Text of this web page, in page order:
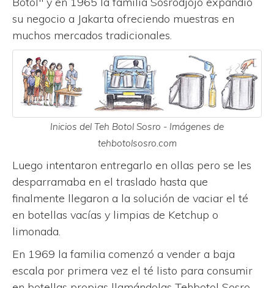
su negocio a Jakarta ofreciendo muestras en
muchos mercados tradicionales.
Inicios del Teh Botol Sosro - Imágenes de
tehbotolsosro.com
Luego intentaron entregarlo en ollas pero se les
desparramaba en el traslado hasta que
finalmente llegaron a la solución de vaciar el té
en botellas vacías y limpias de Ketchup o
limonada.
En 1969 la familia comenzó a vender a baja
escala por primera vez el té listo para consumir